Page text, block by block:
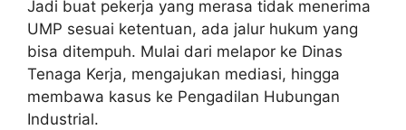
Jadi buat pekerja yang merasa tidak menerima
UMP sesuai ketentuan, ada jalur hukum yang
bisa ditempuh. Mulai dari melapor ke Dinas
Tenaga Kerja, mengajukan mediasi, hingga
membawa kasus ke Pengadilan Hubungan
Industrial.